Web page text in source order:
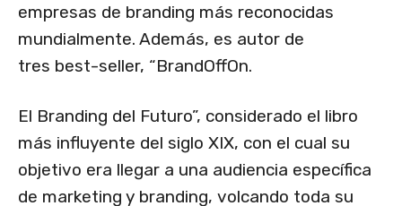
empresas de branding más reconocidas
mundialmente. Además, es autor de
tres best-seller, “BrandOffOn.
El Branding del Futuro”, considerado el libro
más influyente del siglo XIX, con el cual su
objetivo era llegar a una audiencia específica
de marketing y branding, volcando toda su